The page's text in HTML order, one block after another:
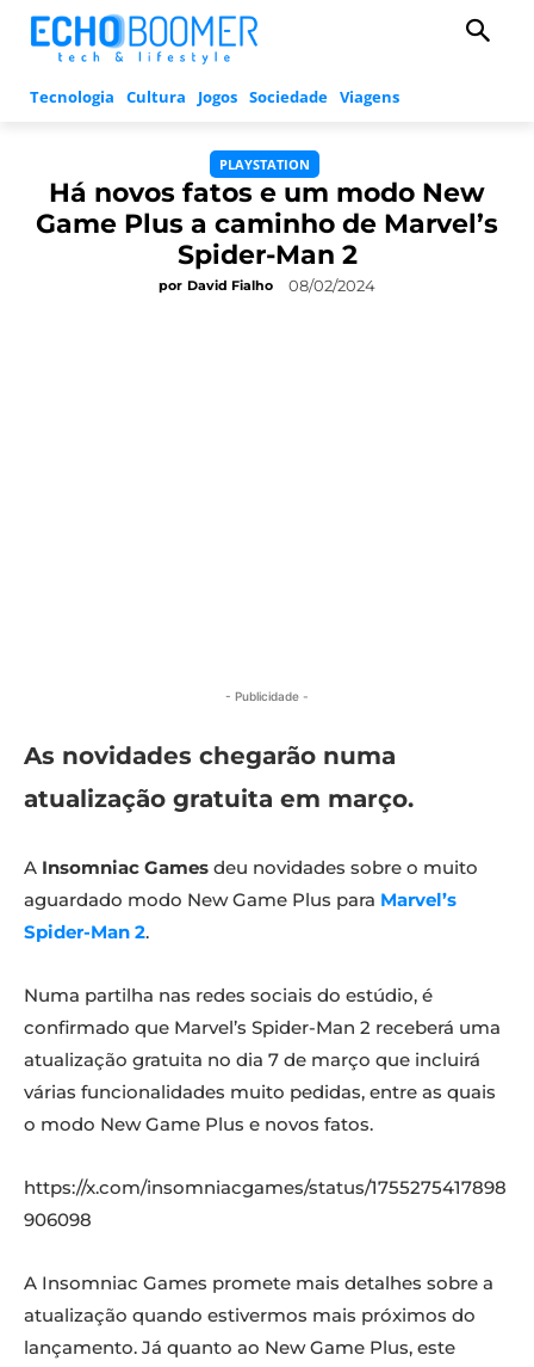
Tecnologia Cultura Jogos Sociedade Viagens
PLAYSTATION
Há novos fatos e um modo New
Game Plus a caminho de Marvel’s
Spider-Man 2
por David Fialho 08/02/2024
- Publicidade -
As novidades chegarão numa
atualização gratuita em março.
A Insomniac Games deu novidades sobre o muito
aguardado modo New Game Plus para Marvel’s
Spider-Man 2.
Numa partilha nas redes sociais do estúdio, é
confirmado que Marvel’s Spider-Man 2 receberá uma
atualização gratuita no dia 7 de março que incluirá
várias funcionalidades muito pedidas, entre as quais
o modo New Game Plus e novos fatos.
https://x.com/insomniacgames/status/1755275417898
906098
A Insomniac Games promete mais detalhes sobre a
atualização quando estivermos mais próximos do
lançamento. Já quanto ao New Game Plus, este